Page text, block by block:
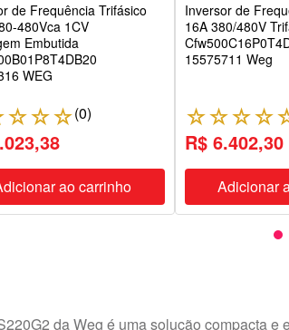
de Frequência Trifásico
480Vca 1CV
Embutida
WEG
☆☆☆(0)
ao carrinho
Inversor de
16A 380/480V
15575711 Weg
☆☆☆☆
R$ 6.402,30
Adicionar
da Weg é uma solução compacta